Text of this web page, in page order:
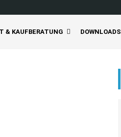
& KAUFBERATUNG DOWNLOADS